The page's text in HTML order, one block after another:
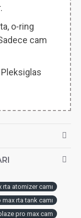
o-ring
cam
Pleksiglas
atomizer camı
rta tank camı
pro max cam